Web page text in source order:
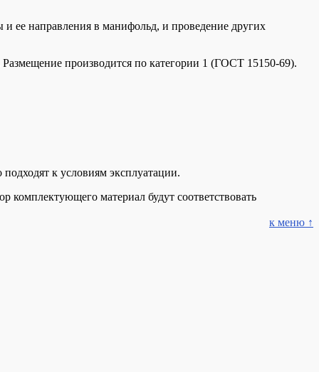
ее направления в манифольд, и проведение других
производится по категории 1 (ГОСТ 15150-69).
к условиям эксплуатации.
комплектующего материал будут соответствовать
к меню ↑